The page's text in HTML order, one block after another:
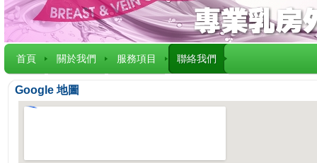
首頁 關於我們 服務項目 聯絡我們
Google 地圖